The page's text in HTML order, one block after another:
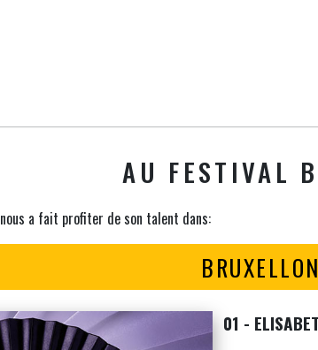
AU FESTIVAL
nous a fait profiter de son talent dans:
01 -